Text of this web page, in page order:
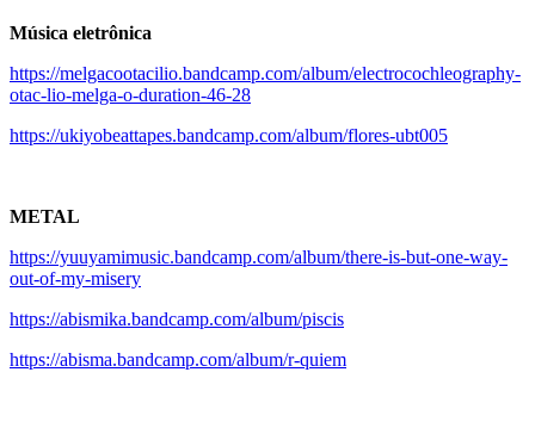
Música eletrônica
https://melgacootacilio.bandcamp.com/album/electrocochleography-
otac-lio-melga-o-duration-46-28
https://ukiyobeattapes.bandcamp.com/album/flores-ubt005
METAL
https://yuuyamimusic.bandcamp.com/album/there-is-but-one-way-
out-of-my-misery
https://abismika.bandcamp.com/album/piscis
https://abisma.bandcamp.com/album/r-quiem